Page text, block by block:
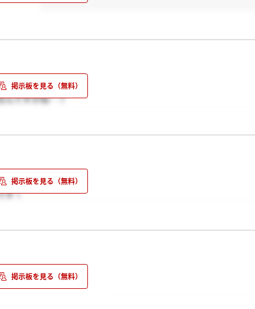
んですかね…？
す(;_;)
す！
かれたりしましたか？